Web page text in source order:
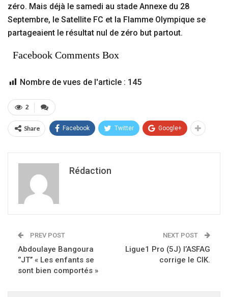
zéro. Mais déjà le samedi au stade Annexe du 28
Septembre, le Satellite FC et la Flamme Olympique se
partageaient le résultat nul de zéro but partout.
Facebook Comments Box
Nombre de vues de l'article : 145
2
Share Facebook Twitter Google+
Rédaction
PREV POST
Abdoulaye Bangoura
‘’JT’’ « Les enfants se
sont bien comportés »
NEXT POST
Ligue1 Pro (5J) l’ASFAG
corrige le CIK.